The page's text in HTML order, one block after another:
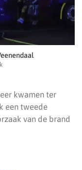
kwamen ter
een tweede
van de brand